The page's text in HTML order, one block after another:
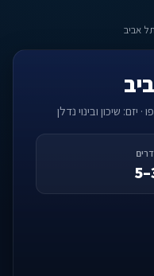
שיכון ובינוי נדלן